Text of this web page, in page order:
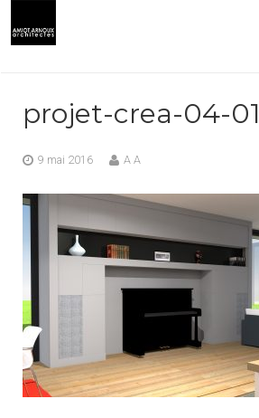
PRESTATIONS
CONTACT
projet-crea-04-01
9 mai 2016 A A